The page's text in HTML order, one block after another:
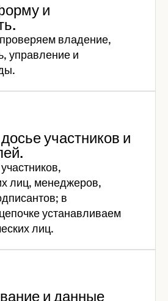
и
владение,
управление и
участников и
лиц, менеджеров,
в
устанавливаем
лиц.
и данные